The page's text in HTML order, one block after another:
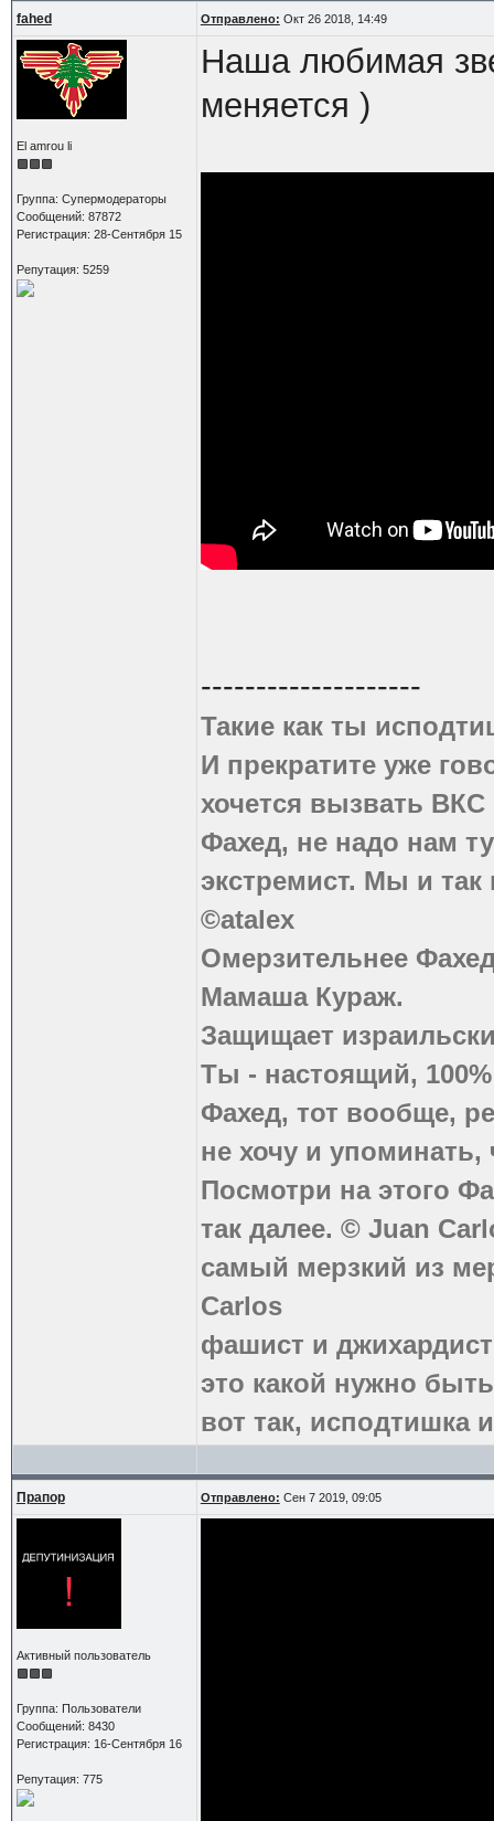
fahed Отправлено: Окт 26 2018, 14:49
El amrou li
Группа: Супермодераторы
Сообщений: 87872
Регистрация: 28-Сентября 15
Репутация: 5259
Наша любимая
меняется )
--------------------
Такие как ты
И прекратите уже
хочется вызвать
Фахед, не надо нам
экстремист. Мы и
©atalex
Омерзительнее
Мамаша Кураж.
Защищает
Ты - настоящий,
Фахед, тот вообще,
не хочу и
Посмотри на этого
так далее. © Juan
самый мерзкий из
Carlos
фашист и
это какой нужно
вот так, исподтишка
Прапор Отправлено: Сен 7 2019, 09:05
Активный пользователь
Группа: Пользователи
Сообщений: 8430
Регистрация: 16-Сентября 16
Репутация: 775